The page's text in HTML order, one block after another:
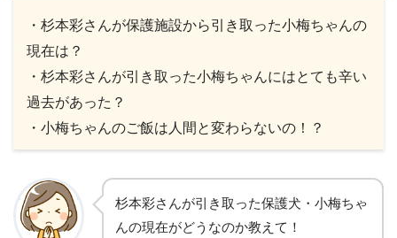
・杉本彩さんが保護施設から引き取った小梅ちゃんの
現在は？
・杉本彩さんが引き取った小梅ちゃんにはとても辛い
過去があった？
・小梅ちゃんのご飯は人間と変わらないの！？
杉本彩さんが引き取った保護犬・小梅ちゃ
んの現在がどうなのか教えて！